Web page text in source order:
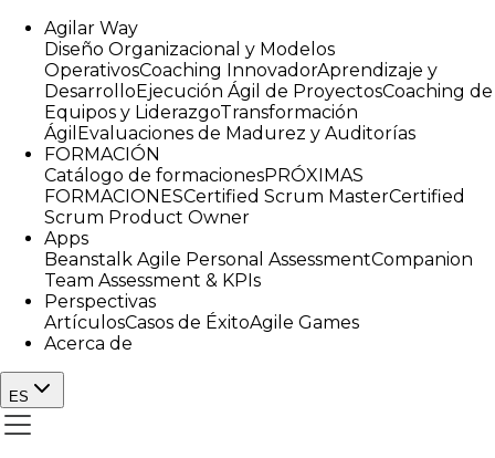
Agilar Way
Diseño Organizacional y Modelos
OperativosCoaching InnovadorAprendizaje y
DesarrolloEjecución Ágil de ProyectosCoaching de
Equipos y LiderazgoTransformación
Ágil Evaluaciones de Madurez y Auditorías
FORMACIÓN
Catálogo de formacionesPRÓXIMAS
FORMACIONESCertified Scrum MasterCertified
Scrum Product Owner
Apps
Beanstalk Agile Personal AssessmentCompanion
Team Assessment & KPIs
Perspectivas
ArtículosCasos de ÉxitoAgile Games
Acerca de
ES